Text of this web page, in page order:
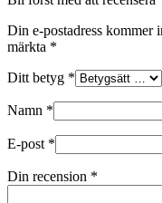
Din e-postadress kommer
märkta *
Ditt betyg *
Namn *
E-post *
Din recension *